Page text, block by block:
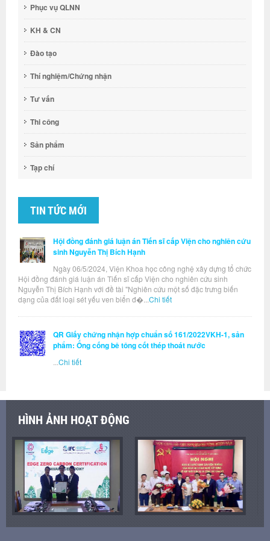
Phục vụ QLNN
KH & CN
Đào tạo
Thí nghiệm/Chứng nhận
Tư vấn
Thi công
Sản phẩm
Tạp chí
TIN TỨC MỚI
Hội đồng đánh giá luận án Tiến sĩ cấp Viện cho nghiên cứu
sinh Nguyễn Thị Bích Hạnh
Ngày 06/5/2024, Viện Khoa học công nghệ xây dựng tổ chức
Hội đồng đánh giá luận án Tiến sĩ cấp Viện cho nghiên cứu sinh
Nguyễn Thị Bích Hạnh với đề tài "Nghiên cứu một số đặc trưng biến
dạng của đất loại sét yếu ven biển đ�... Chi tiết
QR Giấy chứng nhận hợp chuẩn số 161/2022VKH-1, sản
phẩm: Ống cống bê tông cốt thép thoát nước
Chi tiết
HÌNH ẢNH HOẠT ĐỘNG